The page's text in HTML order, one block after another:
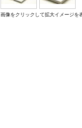
画像をクリックして拡大イメージを